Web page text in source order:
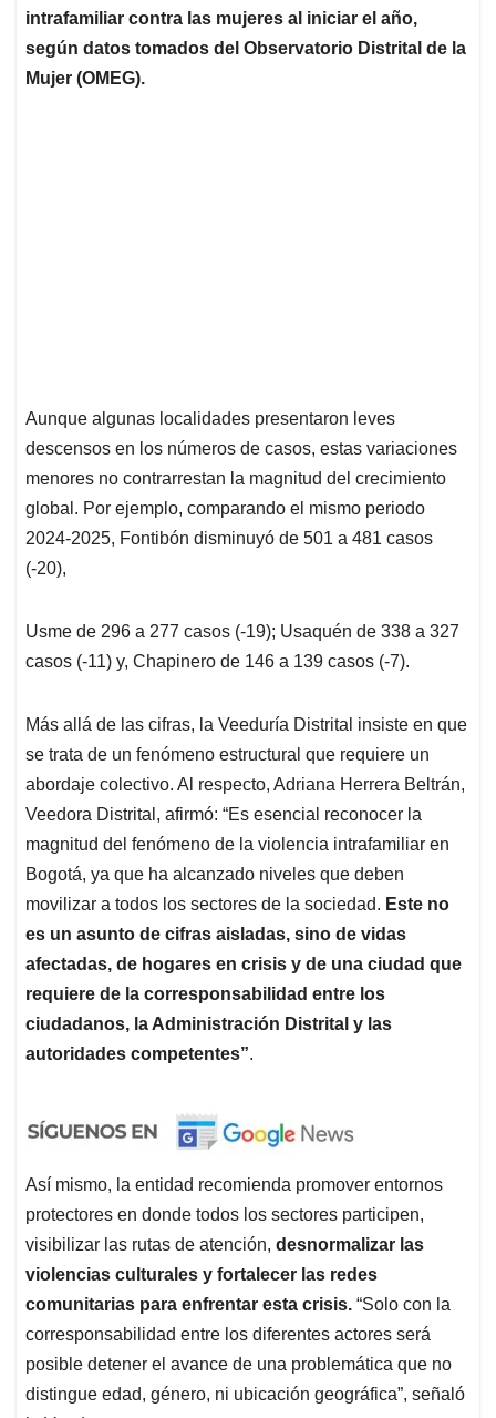
intrafamiliar contra las mujeres al iniciar el año,
según datos tomados del Observatorio Distrital de la
Mujer (OMEG).
Aunque algunas localidades presentaron leves
descensos en los números de casos, estas variaciones
menores no contrarrestan la magnitud del crecimiento
global. Por ejemplo, comparando el mismo periodo
2024-2025, Fontibón disminuyó de 501 a 481 casos
(-20),
Usme de 296 a 277 casos (-19); Usaquén de 338 a 327
casos (-11) y, Chapinero de 146 a 139 casos (-7).
Más allá de las cifras, la Veeduría Distrital insiste en que
se trata de un fenómeno estructural que requiere un
abordaje colectivo. Al respecto, Adriana Herrera Beltrán,
Veedora Distrital, afirmó: “Es esencial reconocer la
magnitud del fenómeno de la violencia intrafamiliar en
Bogotá, ya que ha alcanzado niveles que deben
movilizar a todos los sectores de la sociedad. Este no
es un asunto de cifras aisladas, sino de vidas
afectadas, de hogares en crisis y de una ciudad que
requiere de la corresponsabilidad entre los
ciudadanos, la Administración Distrital y las
autoridades competentes”.
Así mismo, la entidad recomienda promover entornos
protectores en donde todos los sectores participen,
visibilizar las rutas de atención, desnormalizar las
violencias culturales y fortalecer las redes
comunitarias para enfrentar esta crisis. “Solo con la
corresponsabilidad entre los diferentes actores será
posible detener el avance de una problemática que no
distingue edad, género, ni ubicación geográfica”, señaló